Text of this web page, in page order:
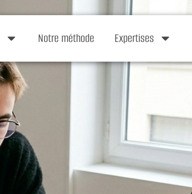
Notre méthode Expertises